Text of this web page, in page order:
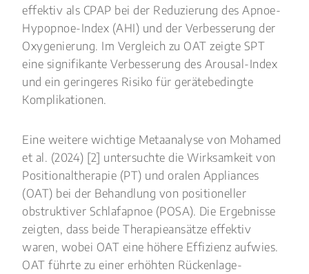
effektiv als CPAP bei der Reduzierung des Apnoe-
Hypopnoe-Index (AHI) und der Verbesserung der
Oxygenierung. Im Vergleich zu OAT zeigte SPT
eine signifikante Verbesserung des Arousal-Index
und ein geringeres Risiko für gerätebedingte
Komplikationen.
Eine weitere wichtige Metaanalyse von Mohamed
et al. (2024) [2] untersuchte die Wirksamkeit von
Positionaltherapie (PT) und oralen Appliances
(OAT) bei der Behandlung von positioneller
obstruktiver Schlafapnoe (POSA). Die Ergebnisse
zeigten, dass beide Therapieansätze effektiv
waren, wobei OAT eine höhere Effizienz aufwies.
OAT führte zu einer erhöhten Rückenlage-